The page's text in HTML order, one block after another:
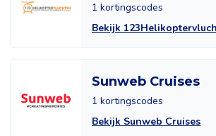
1 kortingscodes
Bekijk
Sunweb Cruises
1 kortingscodes
Bekijk Sunweb Cruises